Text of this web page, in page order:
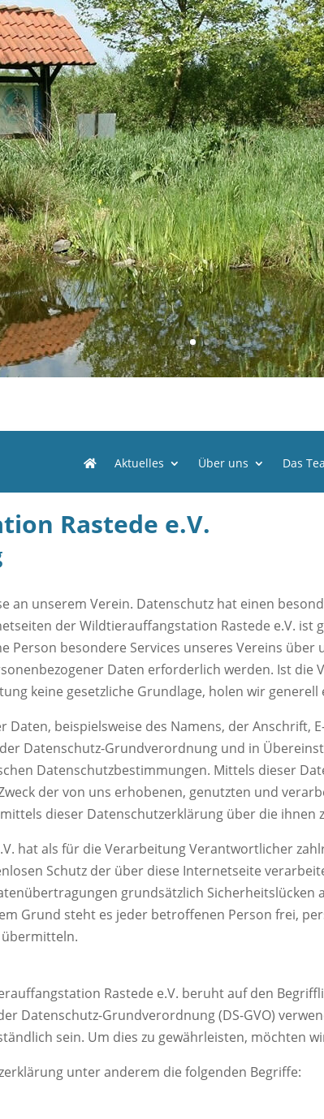
Aktuelles Über uns Das
Rastede e.V.
an unserem Verein. Datenschutz hat einen
der Wildtierauffangstation Rastede e.V.
Person besondere Services unseres Vereins
Daten erforderlich werden. Ist
keine gesetzliche Grundlage, holen wir
Daten, beispielsweise des Namens, der Anschrift,
Datenschutz-Grundverordnung und in
Datenschutzbestimmungen. Mittels dieser
der von uns erhobenen, genutzten und
dieser Datenschutzerklärung über die ihnen
hat als für die Verarbeitung Verantwortlicher
Schutz der über diese Internetseite
grundsätzlich Sicherheitslücken
Grund steht es jeder betroffenen Person frei,
übermitteln.
Rastede e.V. beruht auf den
Datenschutz-Grundverordnung (DS-GVO)
sein. Um dies zu gewährleisten, möchten
unter anderem die folgenden Begriffe: